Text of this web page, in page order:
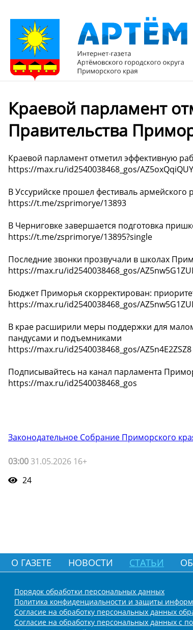
Краевой парламент
Правительства
Краевой парламент отметил эффективную
https://max.ru/id2540038468_gos/AZ5oxQqiQUY
В Уссурийске прошел фестиваль
https://t.me/zsprimorye/13893
В Черниговке завершается подготовка
https://t.me/zsprimorye/13895?single
Последние звонки прозвучали в школах
https://max.ru/id2540038468_gos/AZ5nw5G1ZUI
Бюджет Приморья скорректирован:
https://max.ru/id2540038468_gos/AZ5nw5G1ZUI
️В крае расширили меры поддержки для
пандусами и подъемниками
https://max.ru/id2540038468_gos/AZ5n4E2ZSZ8
Подписывайтесь на канал парламента
https://max.ru/id2540038468_gos
Законодательное Собрание Приморского
03:00 31.05.2026 16+
24
О ГАЗЕТЕ НОВОСТИ СТАТЬИ
Порядок обработки персональных данных
Политика конфиденциальности и защиты
Согласие на обработку персональных данных
Согласие на обработку персональных данных с